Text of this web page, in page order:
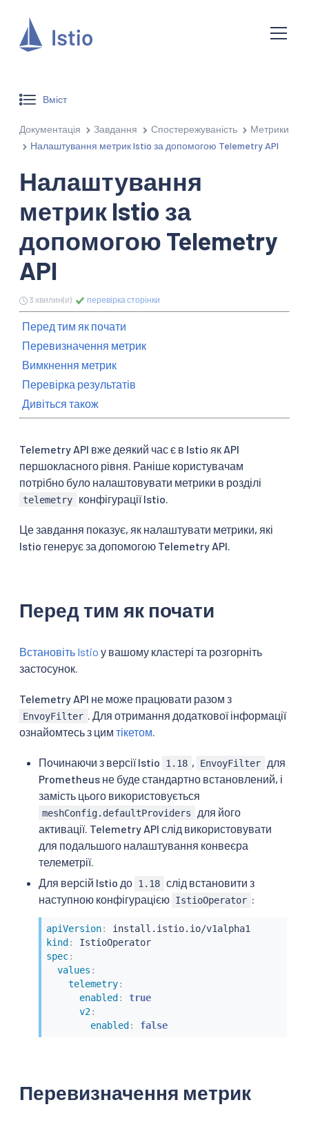
Вміст
Документація Завдання Спостережуваність
Метрики
Налаштування метрик Istio за допомогою Telemetry API
Налаштування
метрик Istio за
допомогою Telemetry
API
3 хвилин(и) перевірка сторінки
Перед тим як почати
Перевизначення метрик
Вимкнення метрик
Перевірка результатів
Дивіться також
Telemetry API вже деякий час є в Istio як API
першокласного рівня. Раніше користувачам
потрібно було налаштовувати метрики в розділі
telemetry конфігурації Istio.
Це завдання показує, як налаштувати метрики, які
Istio генерує за допомогою Telemetry API.
Перед тим як почати
Встановіть Istio у вашому кластері та розгорніть
застосунок.
Telemetry API не може працювати разом з
EnvoyFilter
. Для отримання додаткової інформації
ознайомтесь з цим тікетом
Починаючи з версії Istio 1.18 , EnvoyFilter
для
Prometheus не буде стандартно встановлений, і
замість цього використовується
meshConfig.defaultProviders
для його
активації. Telemetry API слід використовувати
для подальшого налаштування конвеєра
телеметрії.
Для версій Istio до 1.18 слід встановити з
наступною конфігурацією IstioOperator :
apiVersion:
install.istio.io/v1alpha1
kind :
IstioOperator
spec:
values :
telemetry:
enabled :
true
v2:
enabled : false
Перевизначення метрик